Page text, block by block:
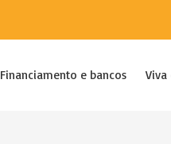
Financiamento e bancos Viva